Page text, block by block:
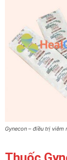
Gynecon – điều trị viêm